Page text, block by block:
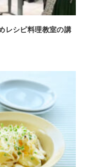
レシピ料理教室の講